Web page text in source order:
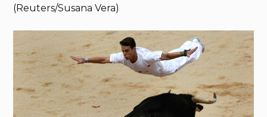
(Reuters/Susana Vera)